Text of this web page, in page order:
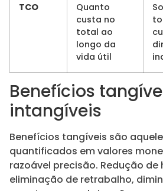
TCO
Quanto
custa no
total ao
longo da
vida útil
Benefícios
intangíveis
Benefícios tangíveis são
quantificados em valores
razoável precisão. Redução de
eliminação de retrabalho,